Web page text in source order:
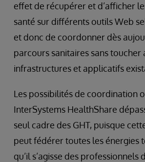
effet de récupérer et d’afficher
santé sur différents outils Web
et donc de coordonner dès
parcours sanitaires sans toucher
infrastructures et applicatifs
Les possibilités de coordination
InterSystems HealthShare
seul cadre des GHT, puisque
peut fédérer toutes les énergies
qu’il s’agisse des professionnels